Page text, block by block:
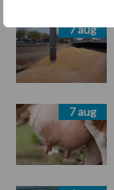
7 aug
7 aug